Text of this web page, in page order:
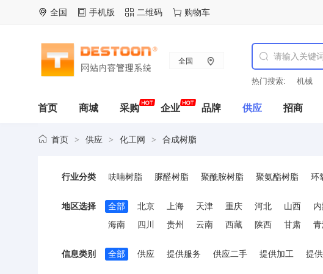
全国 手机版 二维码 购物车
全国
热门搜索: 机械
首页 商城 采购 企业 品牌 供应 招商
首页 > 供应 > 化工网 > 合成树脂
行业分类 呋喃树脂 脲醛树脂 聚酰胺树脂 聚氨酯树脂 环
地区选择 全部 北京 上海 天津 重庆 河北 山西
海南
四川 贵州 云南 西藏 陕西 甘肃
信息类别 全部 供应 提供服务 供应二手 提供加工 提